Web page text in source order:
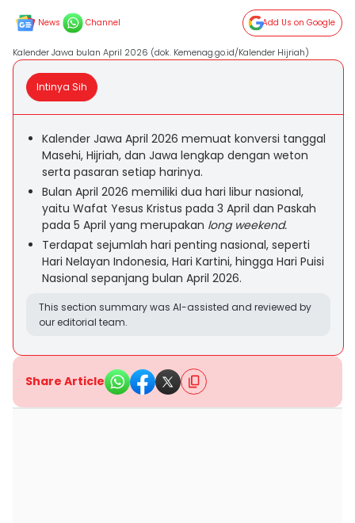
News Channel Add Us on Google
Kalender Jawa bulan April 2026 (dok. Kemenag.go.id/Kalender Hijriah)
Intinya Sih
Kalender Jawa April 2026 memuat konversi tanggal
Masehi, Hijriah, dan Jawa lengkap dengan weton
serta pasaran setiap harinya.
Bulan April 2026 memiliki dua hari libur nasional,
yaitu Wafat Yesus Kristus pada 3 April dan Paskah
pada 5 April yang merupakan long weekend.
Terdapat sejumlah hari penting nasional, seperti
Hari Nelayan Indonesia, Hari Kartini, hingga Hari Puisi
Nasional sepanjang bulan April 2026.
This section summary was AI-assisted and reviewed by
our editorial team.
Share Article